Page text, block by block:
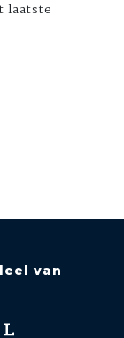
laatste
van